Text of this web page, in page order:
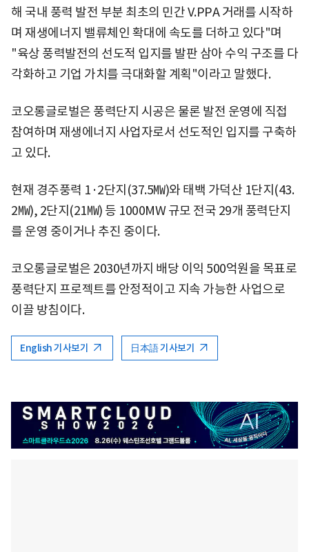
해 국내 풍력 발전 부분 최초의 민간 V.PPA 거래를 시작하
며 재생에너지 밸류체인 확대에 속도를 더하고 있다"며
"육상 풍력발전의 선도적 입지를 발판 삼아 수익 구조를 다
각화하고 기업 가치를 극대화할 계획"이라고 말했다.
코오롱글로벌은 풍력단지 시공은 물론 발전 운영에 직접
참여하며 재생에너지 사업자로서 선도적인 입지를 구축하
고 있다.
현재 경주풍력 1·2단지(37.5㎿)와 태백 가덕산 1단지(43.
2㎿), 2단지(21㎿) 등 1000MW 규모 전국 29개 풍력단지
를 운영 중이거나 추진 중이다.
코오롱글로벌은 2030년까지 배당 이익 500억원을 목표로
풍력단지 프로젝트를 안정적이고 지속 가능한 사업으로
이끌 방침이다.
English 기사보기 日本語 기사보기